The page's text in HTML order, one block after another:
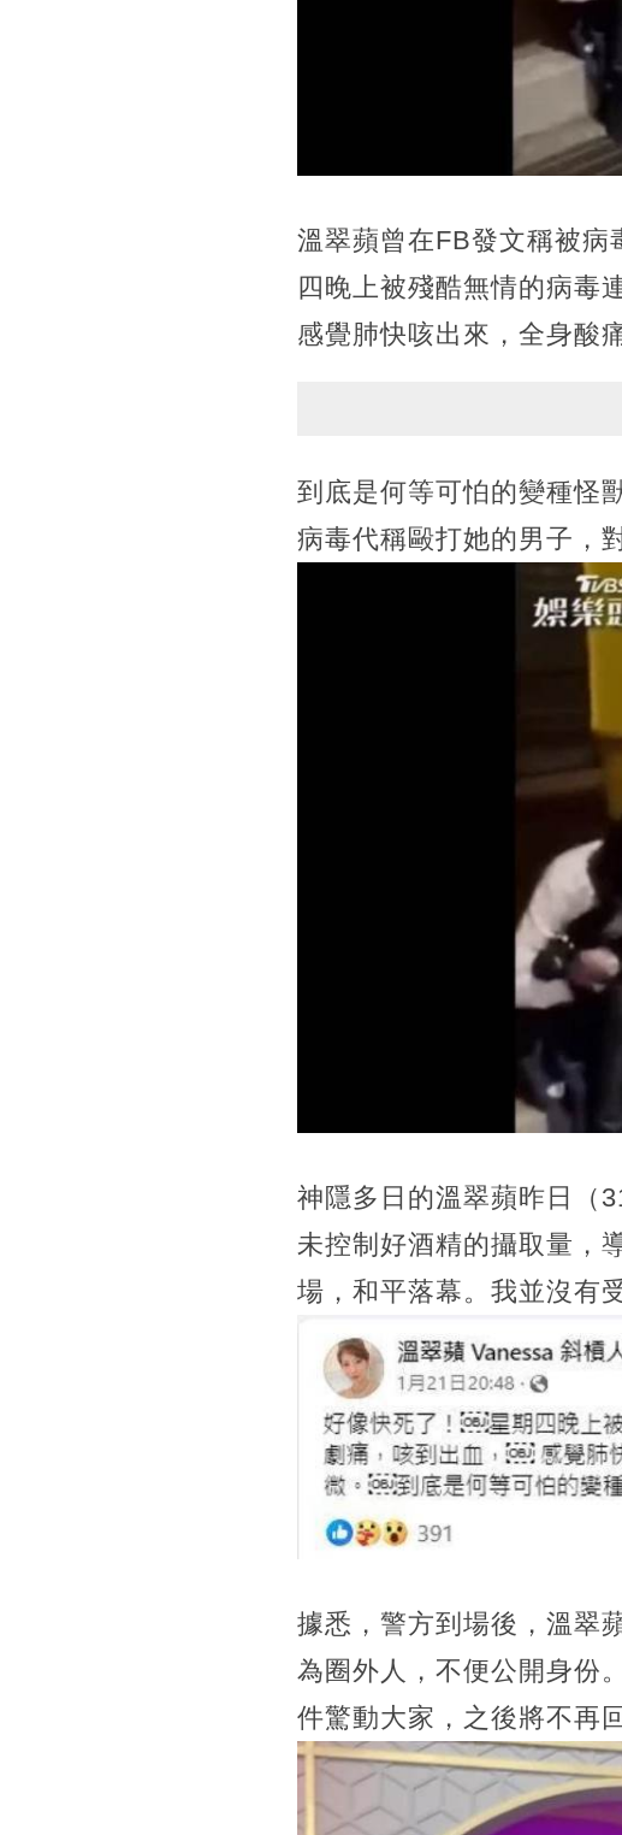
溫翠蘋曾在FB發文稱被病
四晚上被殘酷無情的病毒
感覺肺快咳出來，全身酸
到底是何等可怕的變種怪
病毒代稱毆打她的男子，
神隱多日的溫翠蘋昨日（
未控制好酒精的攝取量，
場，和平落幕。我並沒有
據悉，警方到場後，溫翠
為圈外人，不便公開身份
件驚動大家，之後將不再